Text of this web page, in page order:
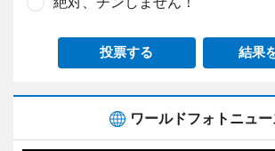
投票する 結果
ワールドフォトニュー